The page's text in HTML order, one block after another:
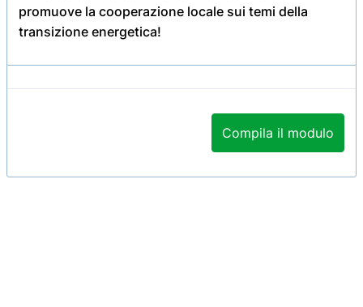
promuove la cooperazione locale sui temi della
transizione energetica!
Compila il modulo